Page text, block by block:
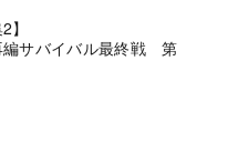
】
編サバイバル最終戦 第